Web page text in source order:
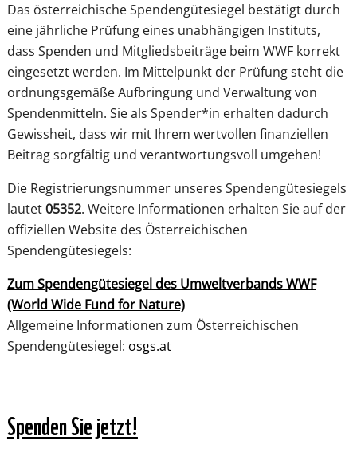
Das österreichische Spendengütesiegel bestätigt durch
eine jährliche Prüfung eines unabhängigen Instituts,
dass Spenden und Mitgliedsbeiträge beim WWF korrekt
eingesetzt werden. Im Mittelpunkt der Prüfung steht die
ordnungsgemäße Aufbringung und Verwaltung von
Spendenmitteln. Sie als Spender*in erhalten dadurch
Gewissheit, dass wir mit Ihrem wertvollen finanziellen
Beitrag sorgfältig und verantwortungsvoll umgehen!
Die Registrierungsnummer unseres Spendengütesiegels
lautet05352. Weitere Informationen erhalten Sie auf der
offiziellen Website des Österreichischen
Spendengütesiegels:
Zum Spendengütesiegeldes Umweltverbands WWF
(World Wide Fund for Nature)
Allgemeine Informationen zum Österreichischen
Spendengütesiegel: osgs.at
Spenden Sie jetzt!
PANDAS LIEBEN COOKIES, WIR AUCH!
Cookies helfen unser Angebot nutzerfreundlich zu gestalten
& erlauben uns eine Analyse der Zugriffe auf die Website.
Infos dazu findest du in unserer Datenschutzerklärung.
UnterEinstellungen kannst du verwalten, welche Art von
Zustimmen Ablehnen